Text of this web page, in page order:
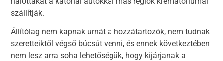
szállítják.
Állítólag nem kapnak urnát a hozzátartozók, nem tudnak
szeretteiktől végső búcsút venni, és ennek következtében
nem lesz arra soha lehetőségük, hogy kijárjanak a